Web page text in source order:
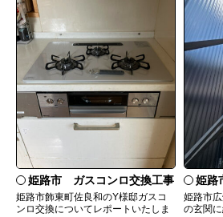
姫路市 ガスコンロ交換工事
姫路市飾東町佐良和のY様邸ガスコ
ンロ交換についてレポートいたしま
姫路市
姫路市
の玄関